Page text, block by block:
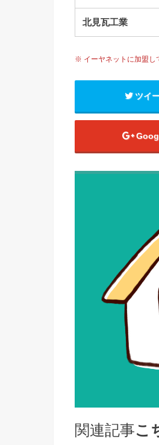
北見瓦工業
※ イーヤネットに加盟し
ツイ
関連記事こ